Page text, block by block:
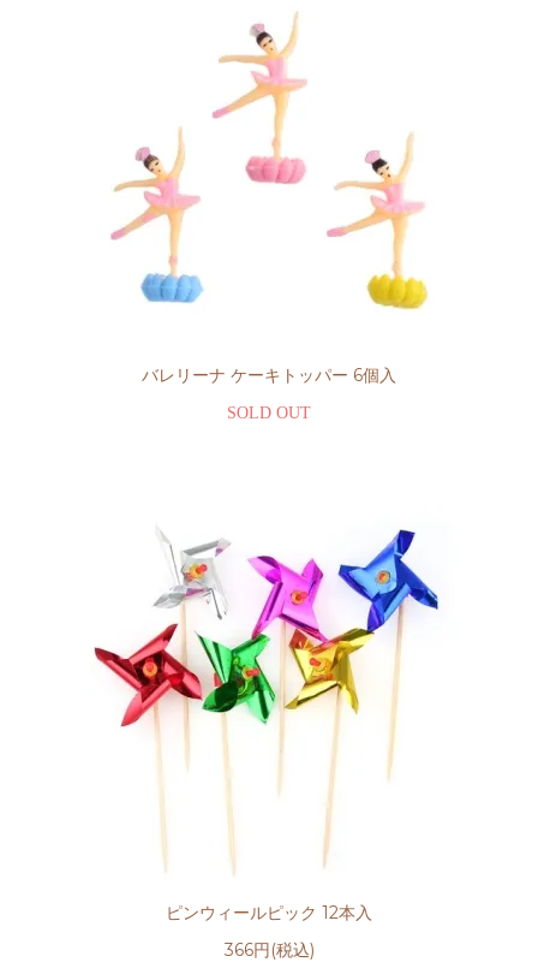
バレリーナ ケーキトッパー 6個入
SOLD OUT
ピンウィールピック 12本入
366円(税込)